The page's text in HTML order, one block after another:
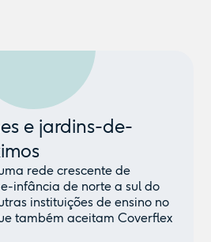
e jardins-de-
rede crescente de
infância de norte a sul do
instituições de ensino no
também aceitam Coverflex